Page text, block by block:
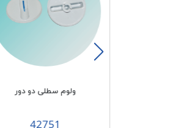
ولوم سطلی دو دور